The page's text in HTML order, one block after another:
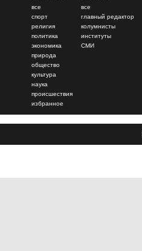
все
спорт
религия
политика
экономика
природа
общество
культура
наука
происшествия
избранное
все
главный редактор
колумнисты
институты
СМИ